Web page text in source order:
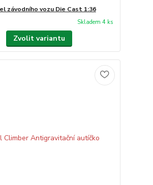
závodního vozu Die Cast 1:36
Skladem 4 ks
Zvolit variantu